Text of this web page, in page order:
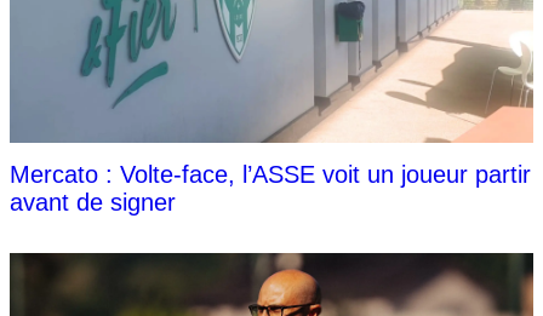
Mercato : Volte-face, l’ASSE voit un joueur partir
avant de signer